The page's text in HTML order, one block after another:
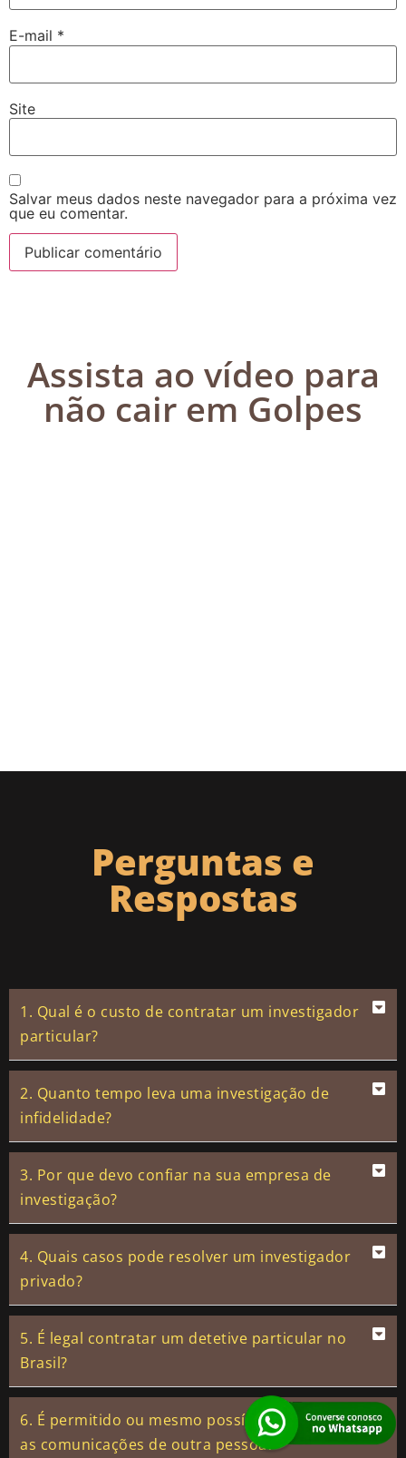
E-mail *
Site
Salvar meus dados neste navegador para a próxima vez
que eu comentar.
Assista ao vídeo para
não cair em Golpes
Perguntas e
Respostas
1. Qual é o custo de contratar um investigador
particular?
2. Quanto tempo leva uma investigação de
infidelidade?
3. Por que devo confiar na sua empresa de
investigação?
4. Quais casos pode resolver um investigador
privado?
5. É legal contratar um detetive particular no
Brasil?
6. É permitido ou mesmo possível interceptar
as comunicações de outra pessoa?